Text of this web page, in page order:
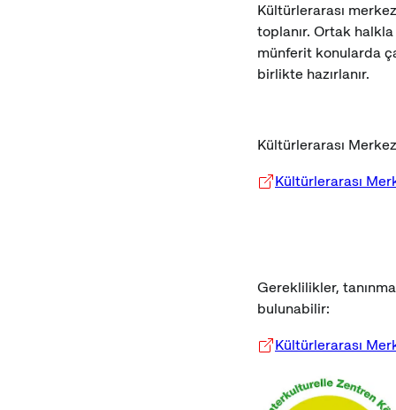
Kültürlerarası
toplanır. Ortak
münferit konularda
birlikte hazırlanır.
Kültürlerarası
Kültürlerarası
Gereklilikler,
bulunabilir:
Kültürlerarası